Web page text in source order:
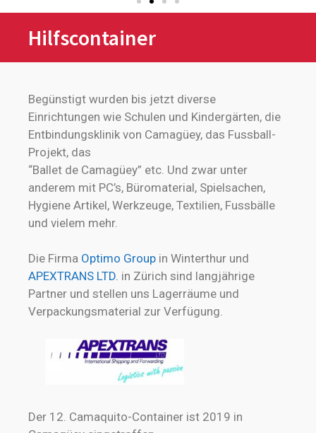
Hilfscontainer
Begünstigt wurden bis jetzt diverse
Einrichtungen wie Schulen und Kindergärten, die
Entbindungsklinik von Camagüey, das Fussball-
Projekt, das
“Ballet de Camagüey” etc. Und zwar unter
anderem mit PC’s, Büromaterial, Spielsachen,
Hygiene Artikel, Werkzeuge, Textilien, Fussbälle
und vielem mehr.
Die Firma Optimo Group in Winterthur und
APEXTRANS LTD. in Zürich sind langjährige
Partner und stellen uns Lagerräume und
Verpackungsmaterial zur Verfügung.
Der 12. Camaquito-Container ist 2019 in